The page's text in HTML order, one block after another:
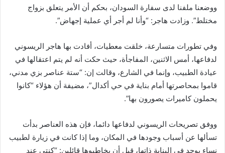
ووضعنا ملفنا لدى سفارة السودان، بحكم أن الأمر يتعلق بزواج
مختلط”. وزادت هاجر: “وأنا لم أجر أي عملية إجهاض”.
وفي تطورات متسارعة، خلقت معطيات، أفادت بها هاجر الريسوني
لدفاعها، أمس الاثنين، المفاجأة، حيث حكت أنه لم يتم اعتقالها في
عيادة الطبيب، وإنما في الشارع، وقالت إن: “ستة عناصر بزي مدني،
قاموا بمحاصرتها أمام بناية في حي أكدال”، مضيفة أن هؤلاء “كانوا
يحملون كاميرات يصورون بها”.
ووفق تصريحات الريسوني لدفاعها دائما، فإن هذه العناصر بدأت
تسألها عن أسباب وجودها في المكان، وما إذا كانت في زيارة لطبيب
نساء يوجد في البناية ذاتها، قبل أن يخاطبوها قائلين: “كنتي عند